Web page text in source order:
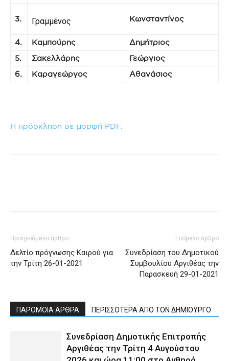
3. Γραμμένος Κωνσταντίνος
4. Καμπούρης
Δημήτριος
5.
Σακελλάρης
Γεώργιος
6.
Καραγεώργος Αθανάσιος
Η πρόσκληση σε μορφή PDF.
Προηγούμενο άρθρο
Δελτίο πρόγνωσης Καιρού για
την Τρίτη 26-01-2021
Επόμενο άρθρο
Συνεδρίαση του Δημοτικού
Συμβουλίου Αργιθέας την
Παρασκευή 29-01-2021
ΠΑΡΟΜΟΙΑ ΑΡΘΡΑ ΠΕΡΙΣΣΟΤΕΡΑ ΑΠΟ ΤΟΝ ΔΗΜΙΟΥΡΓΟ
Συνεδρίαση Δημοτικής Επιτροπής
Αργιθέας την Τρίτη 4 Αυγούστου